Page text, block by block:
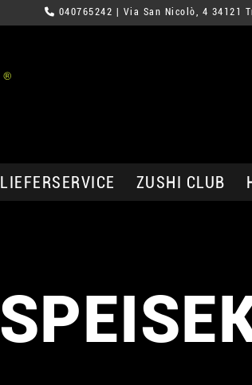
040765242 | Via San Nicolò, 4 34121
LIEFERSERVICE ZUSHI CLUB